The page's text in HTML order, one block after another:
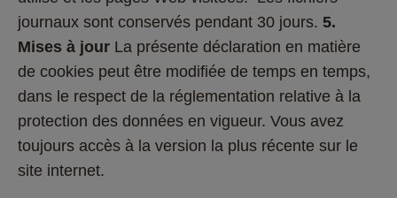
journaux sont conservés pendant 30 jours. 5.
Mises à jour La présente déclaration en matière
de cookies peut être modifiée de temps en temps,
dans le respect de la réglementation relative à la
protection des données en vigueur. Vous avez
toujours accès à la version la plus récente sur le
site internet.